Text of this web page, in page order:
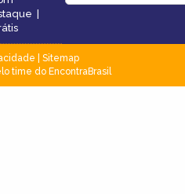
|
Sitemap
time do EncontraBrasil